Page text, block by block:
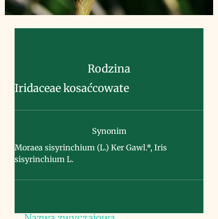
Rodzina
Iridaceae kosaćcowate
Synonim
Moraea sisyrinchium (L.) Ker Gawl.*, Iris
sisyrinchium L.